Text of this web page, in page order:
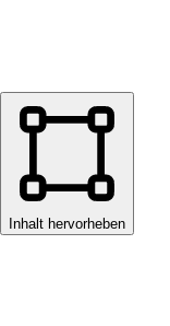
Inhalt hervorheben